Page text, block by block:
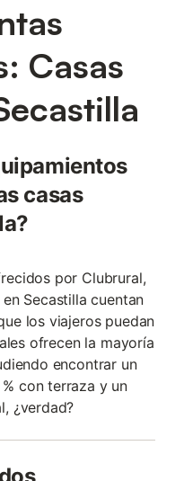
Casas
casas
por Clubrural,
Secastilla cuentan
los viajeros puedan
ofrecen la mayoría
encontrar un
con terraza y un
¿verdad?